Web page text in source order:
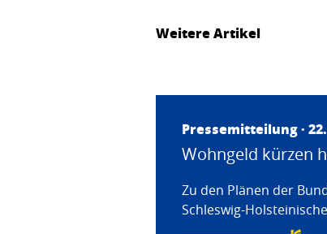
Weitere Artikel
Pressemitteilung ·
Wohngeld kürzen
Zu den Plänen der
Schleswig-